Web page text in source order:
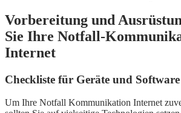
Vorbereitung und
Sie Ihre Notfall-
Internet
Checkliste für Geräte und Software
Um Ihre Notfall Kommunikation Internet